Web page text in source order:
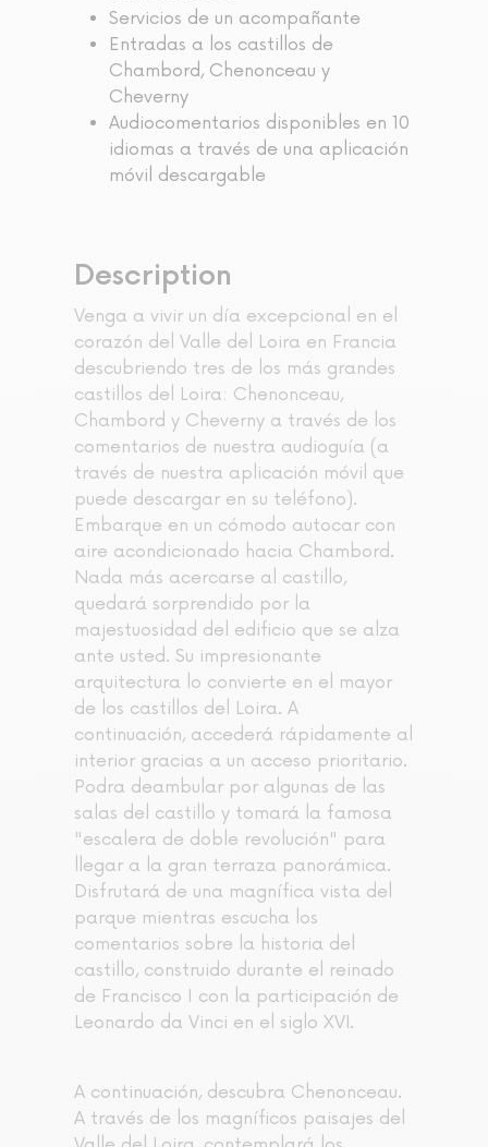
Servicios de un acompañante
Entradas a los castillos de
Chambord, Chenonceau y
Cheverny
Audiocomentarios disponibles en 10
idiomas a través de una aplicación
móvil descargable
Description
Venga a vivir un día excepcional en el
corazón del Valle del Loira en Francia
descubriendo tres de los más grandes
castillos del Loira: Chenonceau,
Chambord y Cheverny a través de los
comentarios de nuestra audioguía (a
través de nuestra aplicación móvil que
puede descargar en su teléfono).
Embarque en un cómodo autocar con
aire acondicionado hacia Chambord.
Nada más acercarse al castillo,
quedará sorprendido por la
majestuosidad del edificio que se alza
ante usted. Su impresionante
arquitectura lo convierte en el mayor
de los castillos del Loira. A
continuación, accederá rápidamente al
interior gracias a un acceso prioritario.
Podra deambular por algunas de las
salas del castillo y tomará la famosa
"escalera de doble revolución" para
llegar a la gran terraza panorámica.
Disfrutará de una magnífica vista del
parque mientras escucha los
comentarios sobre la historia del
castillo, construido durante el reinado
de Francisco I con la participación de
Leonardo da Vinci en el siglo XVI.
A continuación, descubra Chenonceau.
A través de los magníficos paisajes del